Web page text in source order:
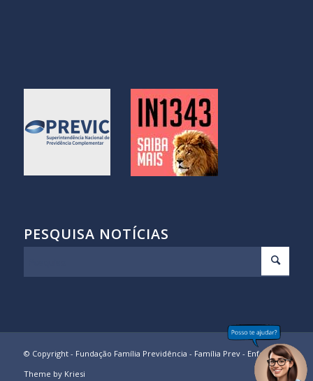
PESQUISA NOTÍCIAS
© Copyright - Fundação Família Previdência - Família Prev - Enfold
Theme by Kriesi